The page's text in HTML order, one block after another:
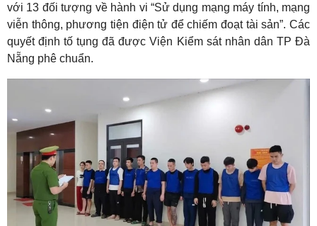
với 13 đối tượng về hành vi “Sử dụng mạng máy tính, mạng
viễn thông, phương tiện điện tử để chiếm đoạt tài sản”. Các
quyết định tố tụng đã được Viện Kiểm sát nhân dân TP Đà
Nẵng phê chuẩn.